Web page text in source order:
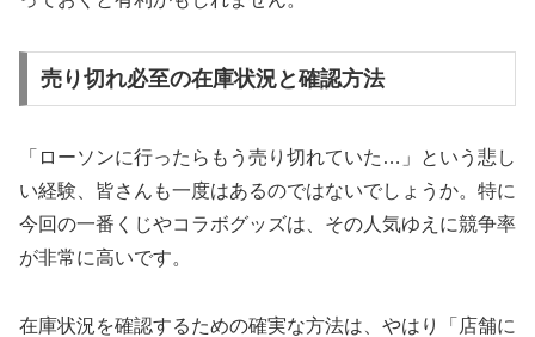
売り切れ必至の在庫状況と確認方法
「ローソンに行ったらもう売り切れていた…」という悲し
い経験、皆さんも一度はあるのではないでしょうか。特に
今回の一番くじやコラボグッズは、その人気ゆえに競争率
が非常に高いです。
在庫状況を確認するための確実な方法は、やはり「店舗に